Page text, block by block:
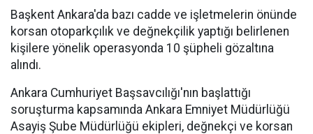
Başkent Ankara'da bazı cadde ve işletmelerin önünde
korsan otoparkçılık ve değnekçilik yaptığı belirlenen
kişilere yönelik operasyonda 10 şüpheli gözaltına
alındı.
Ankara Cumhuriyet Başsavcılığı'nın başlattığı
soruşturma kapsamında Ankara Emniyet Müdürlüğü
Asayiş Şube Müdürlüğü ekipleri, değnekçi ve korsan